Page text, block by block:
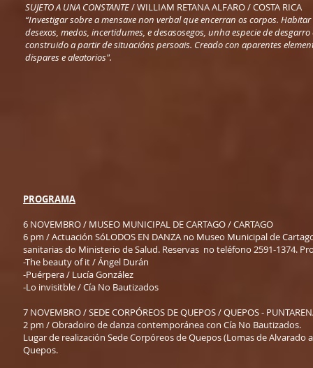
SUJETO A UNA CONSTANTE/ WILLIAM RETANA ALFARO / COSTA RICA
“Investigar sobre a mensaxe non verbal que encerran os corpos. Habitar
desexos, medos, incertidumes, e desasosegos, unha especie de
construido a partir de situacións persoais. Creado con aparentes
dispares e aleatorios".
PROGRAMA
6 NOVEMBRO / MUSEO MUNICIPAL DE CARTAGO / CARTAGO
6 pm / Actuación SóLODOS EN DANZA no Museo Municipal de
sanitarias do Ministerio de Salud. Reservas no teléfono 2591-1374.
-The beauty of it / Ángel Durán
-Puérpera / Lucía González
-Lo invisitble / Cía No Bautizados
7 NOVEMBRO / SEDE CORPÓREOS DE QUEPOS / QUEPOS -
2 pm / Obradoiro de danza contemporánea con Cía No Bautizados.
Lugar de realización Sede Corpóreos de Quepos (Lomas de
Quepos.